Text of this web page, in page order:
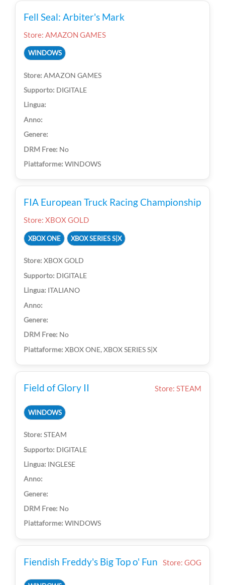
Fell Seal: Arbiter's Mark
Store: AMAZON GAMES
WINDOWS
AMAZON GAMES
DIGITALE
No
WINDOWS
FIA European Truck Racing Championship
Store: XBOX GOLD
XBOX ONE XBOX SERIES S|X
XBOX GOLD
DIGITALE
ITALIANO
No
XBOX ONE, XBOX SERIES S|X
Field of Glory II Store: STEAM
WINDOWS
STEAM
DIGITALE
INGLESE
No
WINDOWS
Fiendish Freddy's Big Top o' Fun Store: GOG